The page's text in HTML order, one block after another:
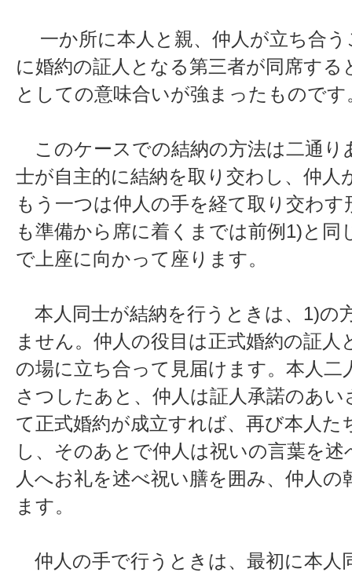
一か所に本人と親、仲人が立ち合う
に婚約の証人となる第三者が同席す
としての意味合いが強まったものです
このケースでの結納の方法は二通り
士が自主的に結納を取り交わし、仲人
もう一つは仲人の手を経て取り交わ
も準備から席に着くまでは前例1)と同
で上座に向かって座ります。
本人同士が結納を行うときは、1)の
ません。仲人の役目は正式婚約の証
の場に立ち合って見届けます。本人
さつしたあと、仲人は証人承諾のあ
て正式婚約が成立すれば、再び本人
し、そのあとで仲人は祝いの言葉を
人へお礼を述べ祝い膳を囲み、仲人
ます。
仲人の手で行うときは、最初に本人